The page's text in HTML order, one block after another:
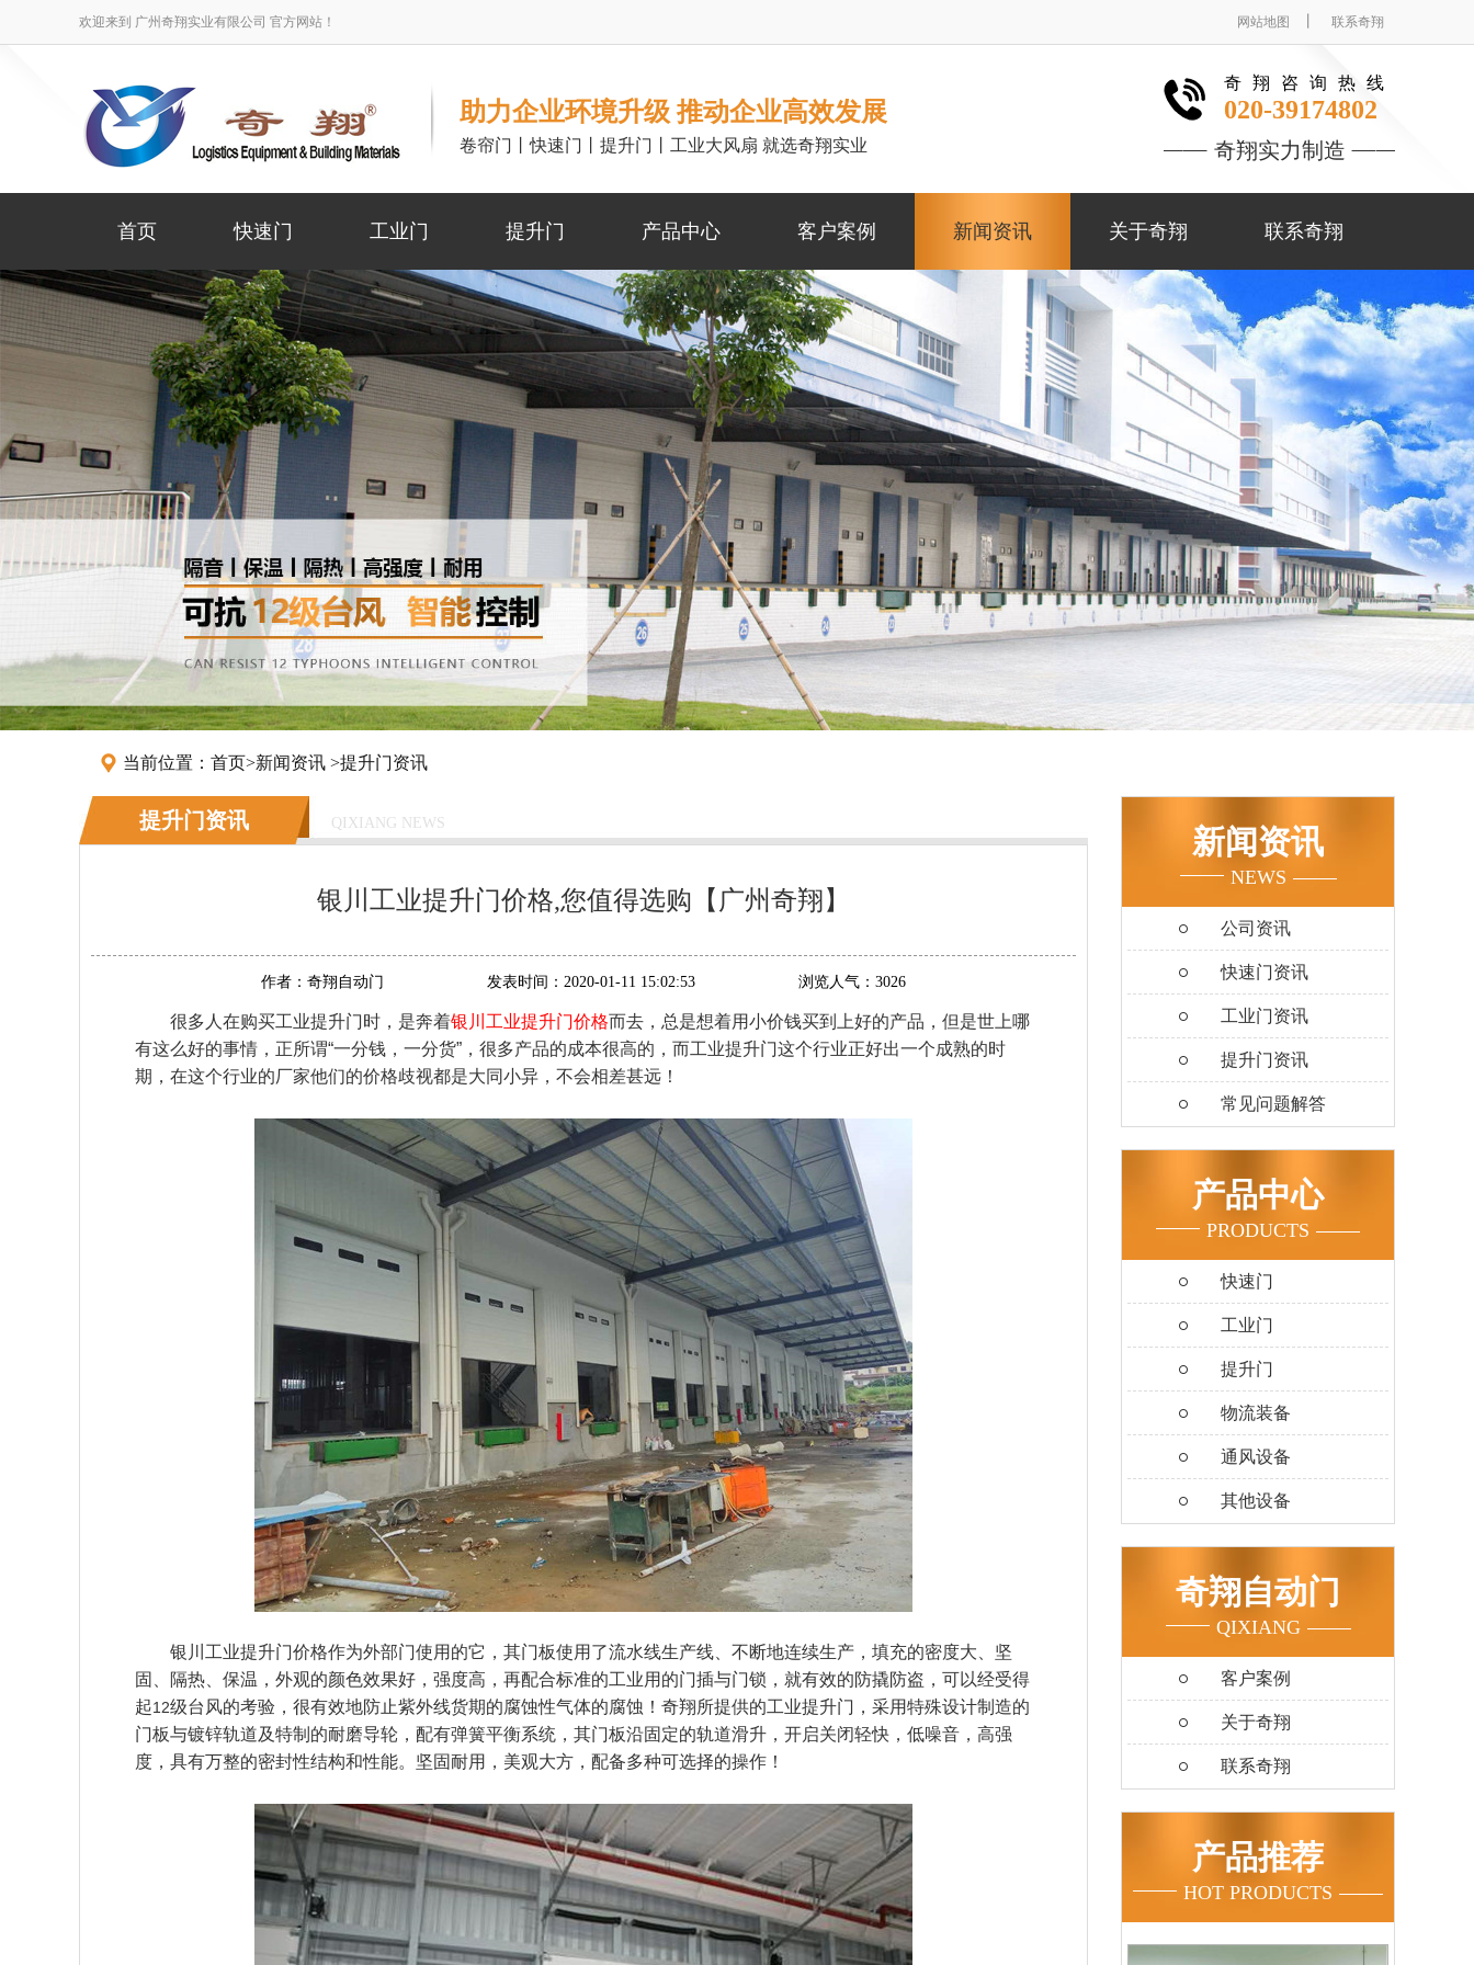
欢迎来到 广州奇翔实业有限公司 官方网站！ 网站地图 联系奇翔
助力企业环境升级 推动企业高效发展
卷帘门丨快速门丨提升门丨工业大风扇 就选奇翔实业
奇翔咨询热线
020-39174802
奇翔实力制造
首页 快速门 工业门 提升门 产品中心 客户案例 新闻资讯 关于奇翔 联系奇翔
当前位置： 首页>新闻资讯 >提升门资讯
提升门资讯 QIXIANG NEWS
银川工业提升门价格,您值得选购【广州奇翔】
作者： 奇翔自动门 发表时间： 2020-01-11 15:02:53 浏览人气： 3026
很多人在购买工业提升门时，是奔着银川工业提升门价格而去，总是想着用小价钱买到上好的产品，但是世上哪
有这么好的事情，正所谓“一分钱，一分货”，很多产品的成本很高的，而工业提升门这个行业正好出一个成熟的时
期，在这个行业的厂家他们的价格歧视都是大同小异，不会相差甚远！
银川工业提升门价格作为外部门使用的它，其门板使用了流水线生产线、不断地连续生产，填充的密度大、坚
固、隔热、保温，外观的颜色效果好，强度高，再配合标准的工业用的门插与门锁，就有效的防撬防盗，可以经受得
起12级台风的考验，很有效地防止紫外线货期的腐蚀性气体的腐蚀！奇翔所提供的工业提升门，采用特殊设计制造的
门板与镀锌轨道及特制的耐磨导轮，配有弹簧平衡系统，其门板沿固定的轨道滑升，开启关闭轻快，低噪音，高强
度，具有万整的密封性结构和性能。坚固耐用，美观大方，配备多种可选择的操作！
新闻资讯
NEWS
公司资讯
快速门资讯
工业门资讯
提升门资讯
常见问题解答
产品中心
PRODUCTS
快速门
工业门
提升门
物流装备
通风设备
其他设备
奇翔自动门
QIXIANG
客户案例
关于奇翔
联系奇翔
产品推荐
HOT PRODUCTS